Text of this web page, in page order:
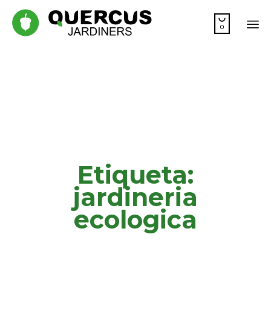

0
Etiqueta:
jardineria
ecologica